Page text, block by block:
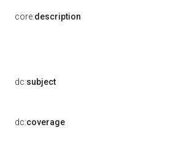
core:description
dc:subject
dc:coverage